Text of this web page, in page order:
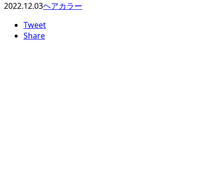
2022.12.03ヘアカラー
Tweet
Share